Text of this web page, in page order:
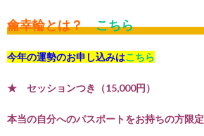
龠幸輪とは？ こちら
今年の運勢のお申し込みはこちら
★ セッションつき（15,000円）
本当の自分へのパスポートをお持ちの方限定